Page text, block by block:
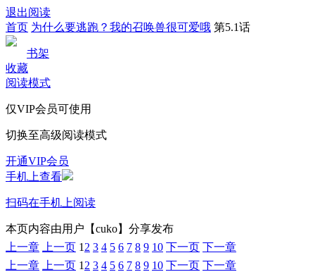
退出阅读
首页 为什么要逃跑？我的召唤兽很可爱哦 第5.1话
书架
收藏
阅读模式
仅VIP会员可使用
切换至高级阅读模式
开通VIP会员
手机上查看
扫码在手机上阅读
本页内容由用户【cuko】分享发布
上一章
上一页 1 2 3 4 5 6 7 8 9 10 下一页 下一章
上一章
上一页 1 2 3 4 5 6 7 8 9 10 下一页 下一章